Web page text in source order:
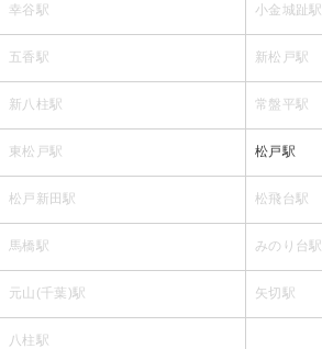
幸谷駅 小金城趾駅
五香駅 新松戸駅
新八柱駅 常盤平駅
東松戸駅 松戸駅
松戸新田駅 松飛台駅
馬橋駅 みのり台駅
元山(千葉)駅 矢切駅
八柱駅